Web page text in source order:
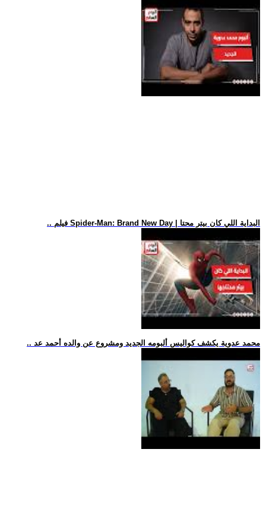
.. فيلم Spider-Man: Brand New Day | البداية اللي كان بيتر محتا
.. محمد عدوية يكشف كواليس ألبومه الجديد ومشروع عن والده أحمد عد